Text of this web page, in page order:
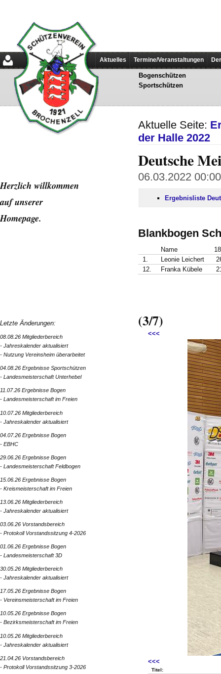
Aktuelles Termine/Veranstaltungen
Bogenschützen
Sportschützen
Aktuelle Seite:
der Halle 2022
Deutsche
06.03.2022
Ergebnisliste
Blankbogen
Name
1.
Leonie Leichert
12.
Franka Kübele
(3/7)
<<<
<<<
Titel:
Herzlich willkommen
auf unserer
Homepage.
Letzte Änderungen:
08.08.26 Mitgliederbereich
- Jahreskalender aktualisiert
- Nutzung Vereinsheim überarbeitet
04.08.26 Ergebnisse Sportschützen
- Landesmeisterschaft Unterhebel
11.07.26 Ergebnisse Bogen
- Landesmeisterschaft im Freien
10.07.26 Mitgliederbereich
- Jahreskalender aktualisiert
04.07.26 Ergebnisse Bogen
- EBHC
29.06.26 Ergebnisse Bogen
- Landesmeisterschaft Feldbogen
15.06.26 Ergebnisse Bogen
- Kreismeisterschaft im Freien
13.06.26 Mitgliederbereich
- Jahreskalender aktualisiert
03.06.26 Vorstandsbereich
- Protokoll Vorstandssitzung 4-2026
01.06.26 Ergebnisse Bogen
- Landesmeisterschaft 3D
30.05.26 Mitgliederbereich
- Jahreskalender aktualisiert
17.05.26 Ergebnisse Bogen
- Vereinsmeisterschaft im Freien
10.05.26 Ergebnisse Bogen
- Bezirksmeisterschaft im Freien
10.05.26 Mitgliederbereich
- Jahreskalender aktualisiert
21.04.26 Vorstandsbereich
- Protokoll Vorstandssitzung 3-2026